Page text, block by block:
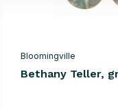
Bloomingville
Bethany Teller,